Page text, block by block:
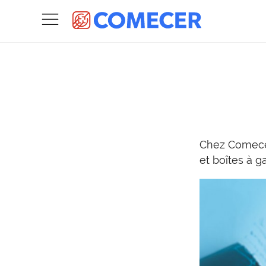
Chez
et boîtes à